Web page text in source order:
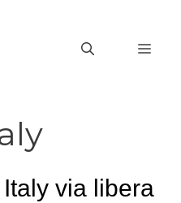
via libera